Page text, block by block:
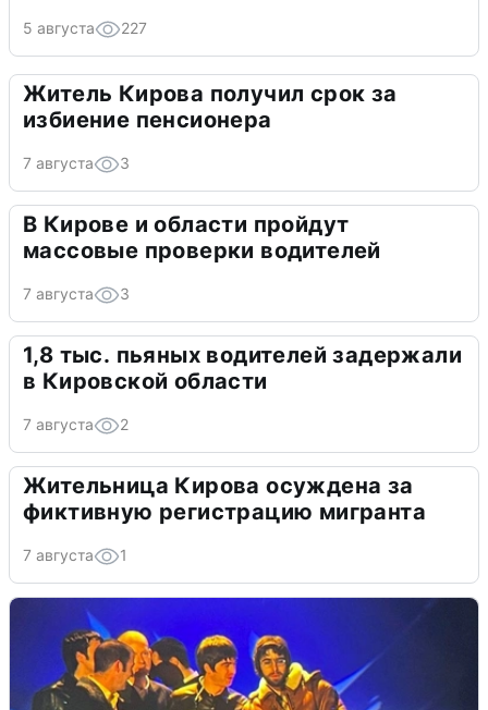
5 августа 227
Житель Кирова получил срок за
избиение пенсионера
7 августа 3
В Кирове и области пройдут
массовые проверки водителей
7 августа 3
1,8 тыс. пьяных водителей задержали
в Кировской области
7 августа 2
Жительница Кирова осуждена за
фиктивную регистрацию мигранта
7 августа 1